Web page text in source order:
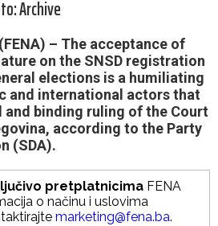
Archive
– The acceptance of
on the SNSD registration
elections is a humiliating
and international actors that
and binding ruling of the Court
according to the Party
(SDA).
pretplatnicima FENA
o načinu i uslovima
marketing@fena.ba.